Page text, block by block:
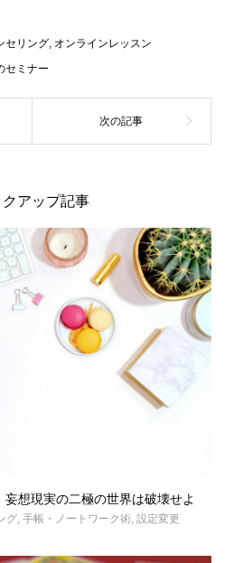
セリング, オンラインレッスン
セミナー
クアップ記事
想現実の二極の世界は破壊せよ
グ, 手帳・ノートワーク術, 設定変更